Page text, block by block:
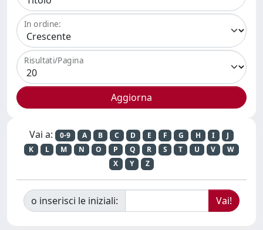
In ordine:
Risultati/Pagina
Vai a: 0-9 A B C D E F G H I
J
K
L M N O P Q R S T U V
W
X
Y Z
o inserisci le iniziali: